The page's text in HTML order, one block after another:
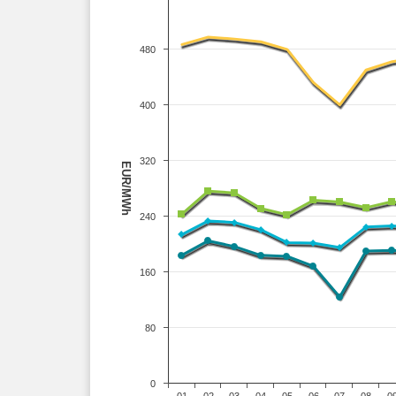
EUR/MWh
0
80
160
240
320
400
480